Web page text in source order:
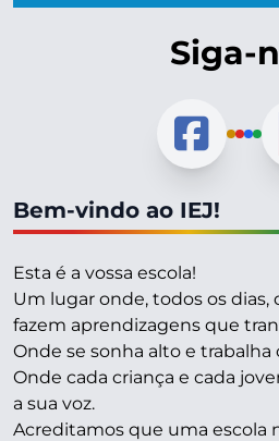
Siga-
Bem-vindo ao IEJ!
Esta é a vossa escola!
Um lugar onde, todos os dias,
fazem aprendizagens que
Onde se sonha alto e trabalha
Onde cada criança e cada
a sua voz.
Acreditamos que uma escola